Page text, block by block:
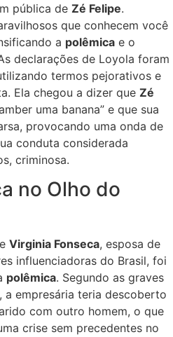
pública de Zé Felipe.
que conhecem você
a polêmica e o
declarações de Loyola foram
termos pejorativos e
Ela chegou a dizer que Zé
uma banana” e que sua
provocando uma onda de
conduta considerada
criminosa.
no Olho do
Virginia Fonseca, esposa de
influenciadoras do Brasil, foi
polêmica. Segundo as graves
, a empresária teria descoberto
com outro homem, o que
crise sem precedentes no